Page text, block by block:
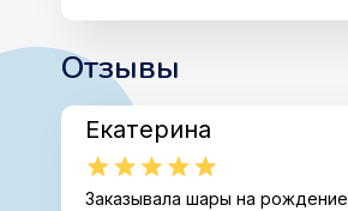
Отзывы
Заказывала шары на рождение
Екатерина